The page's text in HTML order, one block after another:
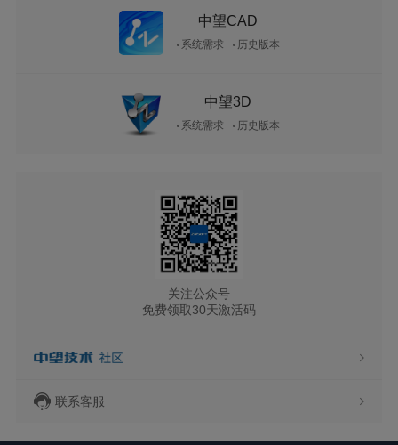
中望CAD
系统需求 历史版本
中望3D
系统需求 历史版本
关注公众号
免费领取30天激活码
联系客服